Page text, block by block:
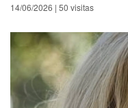
14/06/2026 | 50 visitas